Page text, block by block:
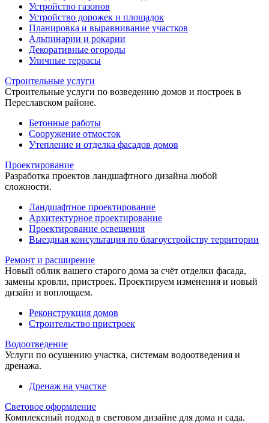
Устройство газонов
Устройство дорожек и площадок
Планировка и выравнивание участков
Альпинарии и рокарии
Декоративные огороды
Уличные террасы
Строительные услуги
Строительные услуги по возведению домов и построек в
Переславском районе.
Бетонные работы
Сооружение отмосток
Утепление и отделка фасадов домов
Проектирование
Разработка проектов ландшафтного дизайна любой
сложности.
Ландшафтное проектирование
Архитектурное проектирование
Проектирование освещения
Выездная консультация по благоустройству территории
Ремонт и расширение
Новый облик вашего старого дома за счёт отделки фасада,
замены кровли, пристроек. Проектируем изменения и новый
дизайн и воплощаем.
Реконструкция домов
Строительство пристроек
Водоотведение
Услуги по осушению участка, системам водоотведения и
дренажа.
Дренаж на участке
Световое оформление
Комплексный подход в световом дизайне для дома и сада.